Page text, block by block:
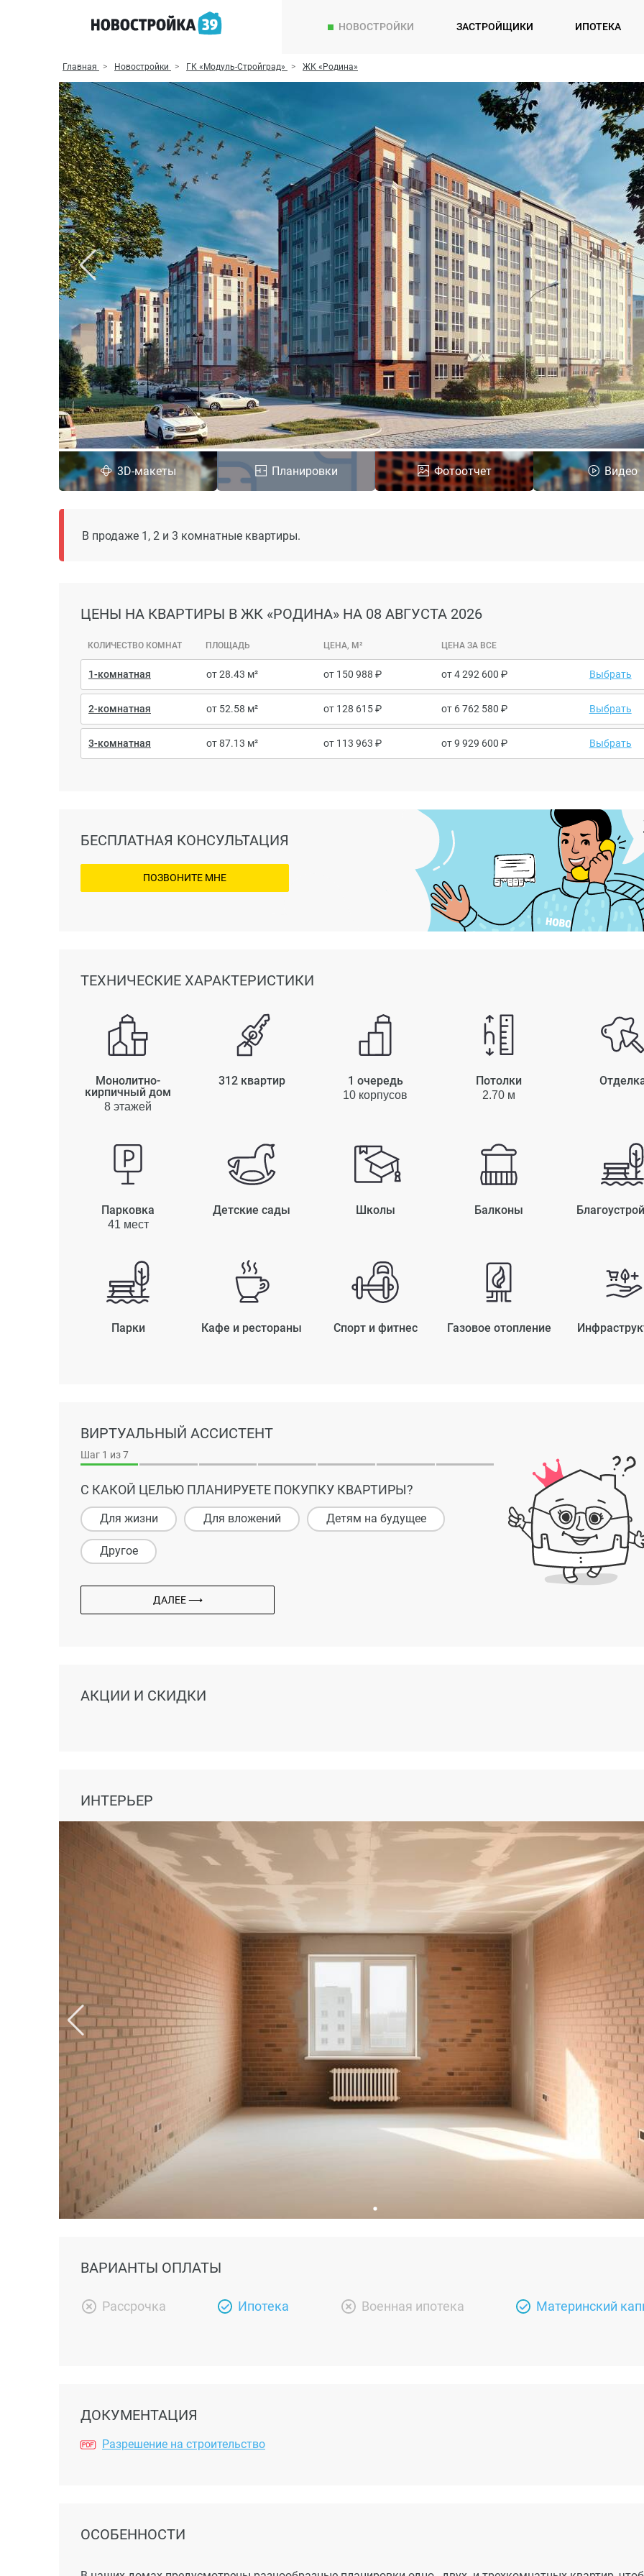
НОВОСТРОЙКИ ЗАСТРОЙЩИКИ ИПОТЕКА
Главная Новостройки ГК «Модуль-Стройград» ЖК «Родина»
3D-макеты Планировки Фотоотчет Видео
В продаже 1, 2 и 3 комнатные квартиры.
ЦЕНЫ НА КВАРТИРЫ В ЖК «РОДИНА» НА 08 АВГУСТА 2026
КОЛИЧЕСТВО КОМНАТ ПЛОЩАДЬ ЦЕНА, М² ЦЕНА ЗА ВСЕ
1-комнатная от 28.43 м² от 150 988 от4 292 600 Выбрать
2-комнатная от 52.58 м² от 128 615 от 6 762 580 Выбрать
3-комнатная от 87.13 м² от 113 963 от9 929 600 Выбрать
БЕСПЛАТНАЯ КОНСУЛЬТАЦИЯ
ПОЗВОНИТЕ МНЕ
ТЕХНИЧЕСКИЕ ХАРАКТЕРИСТИКИ
Монолитно-
кирпичный дом
8 этажей
312 квартир 1 очередь
10 корпусов
Потолки
2.70 м
Парковка
41 мест
Детские сады Школы Балконы
Парки Кафе и рестораны Спорт и фитнес Газовое отопление
ВИРТУАЛЬНЫЙ АССИСТЕНТ
Шаг 1 из 7
С КАКОЙ ЦЕЛЬЮ ПЛАНИРУЕТЕ ПОКУПКУ КВАРТИРЫ?
Для жизни Для вложений Детям на будущее
Другое
ДАЛЕЕ ⟶
АКЦИИ И СКИДКИ
ИНТЕРЬЕР
ВАРИАНТЫ ОПЛАТЫ
Рассрочка Ипотека Военная ипотека Материнский
ДОКУМЕНТАЦИЯ
Разрешение на строительство
ОСОБЕННОСТИ